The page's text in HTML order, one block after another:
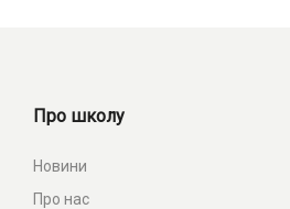
Про школу
Новини
Про нас